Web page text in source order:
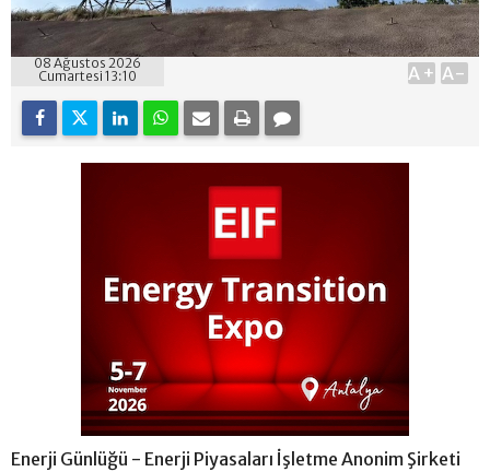
08 Ağustos 2026
Cumartesi 13:10
A+ A-
Enerji Günlüğü - Enerji Piyasaları İşletme Anonim Şirketi